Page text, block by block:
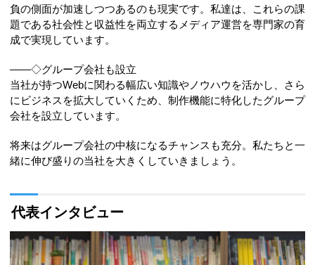
負の側面が加速しつつあるのも現実です。私達は、これらの課
題である社会性と収益性を両立するメディア運営を専門家の育
成で実現しています。
――◇グループ会社も設立
当社が持つWebに関わる幅広い知識やノウハウを活かし、さら
にビジネスを拡大していくため、制作機能に特化したグループ
会社を設立しています。
将来はグループ会社の中核になるチャンスも充分。私たちと一
緒に伸び盛りの当社を大きくしていきましょう。
代表インタビュー